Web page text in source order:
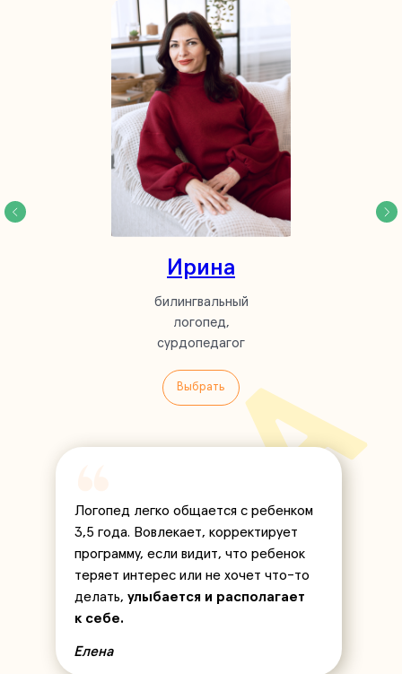
Ирина
билингвальный
логопед,
сурдопедагог
Выбрать
Логопед легко общается с ребенком
3,5 года. Вовлекает, корректирует
программу, если видит, что ребенок
теряет интерес или не хочет что-то
делать, улыбается и располагает
к себе.
Елена